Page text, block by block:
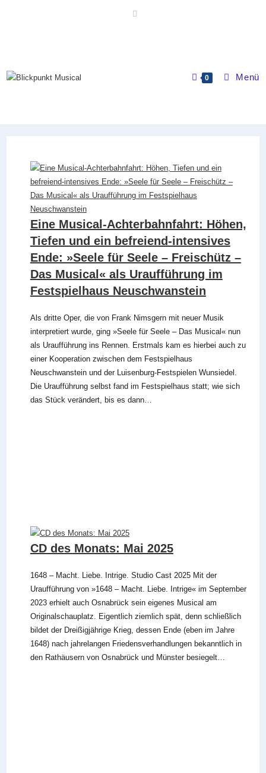
0 Menü
Eine Musical-Achterbahnfahrt: Höhen,
Tiefen und ein befreiend-intensives
Ende: »Seele für Seele – Freischütz –
Das Musical« als Uraufführung im
Festspielhaus Neuschwanstein
Als dritte Oper, die von Frank Nimsgern mit neuer Musik
interpretiert wurde, ging »Seele für Seele – Das Musical« nun
als Uraufführung ins Rennen. Erstmals kam es hierbei auch zu
einer Kooperation zwischen dem Festspielhaus
Neuschwanstein und der Luisenburg-Festspielen Wunsiedel.
Die Uraufführung selbst fand im Festspielhaus statt; wie sich
das Stück verändert, bis es dann…
CD des Monats: Mai 2025
1648 – Macht. Liebe. Intrige. Studio Cast 2025 Mit der
Uraufführung von »1648 – Macht. Liebe. Intrige« im September
2023 erhielt auch Osnabrück sein eigenes Musical am
Originalschauplatz. Eigentlich ziemlich spät, denn schließlich
bildet der Dreißigjährige Krieg, dessen Ende (eben im Jahre
1648) nach jahrelangen Friedensverhandlungen bekanntlich in
den Rathäusern von Osnabrück und Münster besiegelt…